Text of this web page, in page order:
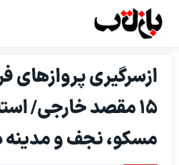
ازسرگیری پروازهای
۱۵ مقصد خارجی/
مسکو، نجف و